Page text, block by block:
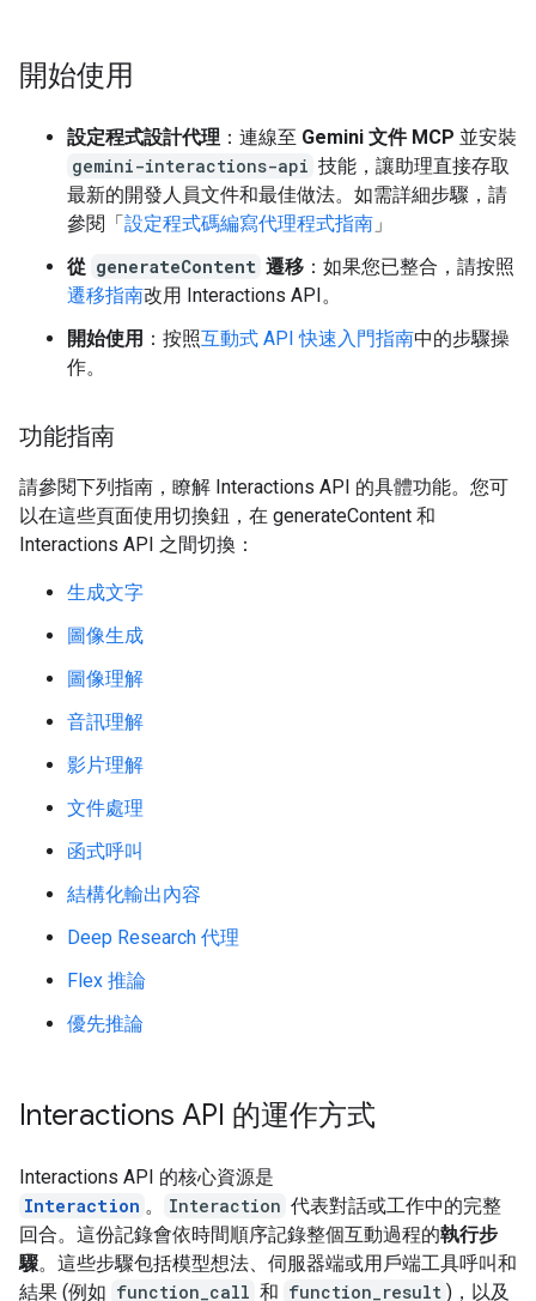
開始使用
設定程式設計代理 ：連線至 Gemini 文件 MCP 並安裝
gemini-interactions-api 技能，讓助理直接存取
最新的開發人員文件和最佳做法。如需詳細步驟，請
參閱「設定程式碼編寫代理程式指南 」
從 generateContent 遷移 ：如果您已整合，請按照
遷移指南改用 Interactions API。
開始使用 ：按照互動式 API 快速入門指南中的步驟操
作。
功能指南
請參閱下列指南，瞭解 Interactions API 的具體功能。您可
以在這些頁面使用切換鈕，在 generateContent 和
Interactions API 之間切換：
生成文字
圖像生成
圖像理解
音訊理解
影片理解
文件處理
函式呼叫
結構化輸出內容
Deep Research 代理
Flex 推論
優先推論
Interactions API 的運作方式
Interactions API 的核心資源是
Interaction 。 Interaction 代表對話或工作中的完整
回合。這份記錄會依時間順序記錄整個互動過程的執行步
驟。這些步驟包括模型想法、伺服器端或用戶端工具呼叫和
結果 (例如 function_call 和 function_result )，以及